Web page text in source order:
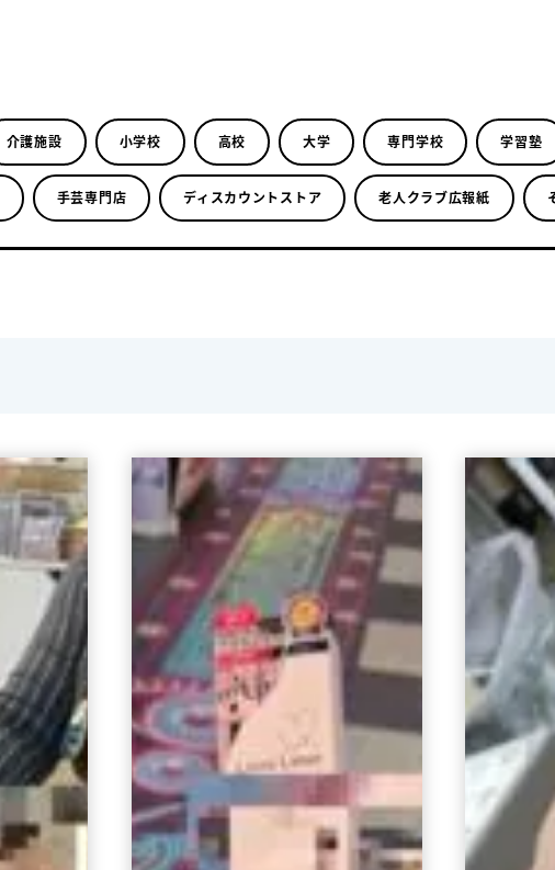
介護施設 小学校 高校 大学 専門学校 学習塾
手芸専門店 ディスカウントストア 老人クラブ広報紙